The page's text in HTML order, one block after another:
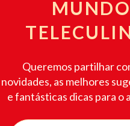
Queremos partilhar
novidades, as melhores
e fantásticas dicas para o